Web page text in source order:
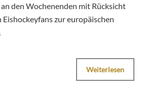
an den Wochenenden mit Rücksicht
zur europäischen
Weiterlesen